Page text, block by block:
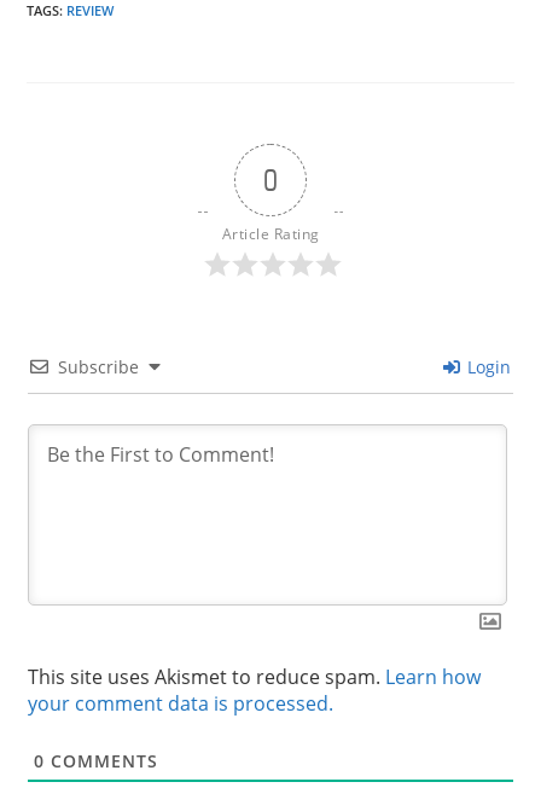
TAGS: REVIEW
0
Article Rating
Subscribe Login
This site uses Akismet to reduce spam. Learn how
your comment data is processed.
0 COMMENTS